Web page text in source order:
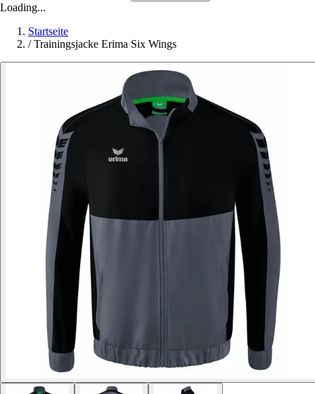
Loading...
Startseite
/ Trainingsjacke Erima Six Wings